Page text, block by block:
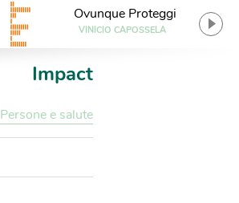
Ovunque Proteggi
VINICIO CAPOSSELA
Impact
Persone e salute